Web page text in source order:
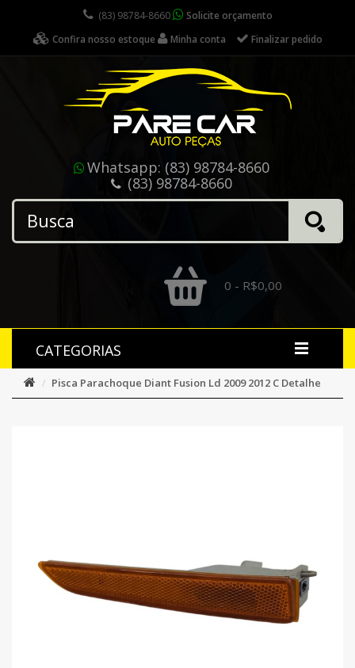
(83) 98784-8660
Solicite orçamento
Confira nosso estoque
Minha conta Finalizar pedido
Whatsapp: (83) 98784-8660
(83) 98784-8660
0 - R$0,00
CATEGORIAS
Pisca Parachoque Diant Fusion Ld 2009 2012 C Detalhe